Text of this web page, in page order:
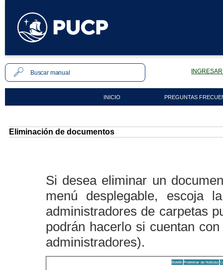
INICIO PREGUNTAS
Eliminación de documentos
Si desea eliminar un
menú desplegable, escoja
administradores de carpetas
podrán hacerlo si cuentan
administradores).